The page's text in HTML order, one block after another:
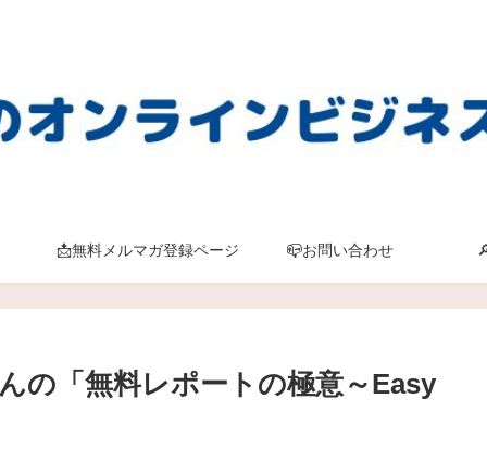
📩無料メルマガ登録ページ 📪お問い合わせ
の「無料レポートの極意～Easy